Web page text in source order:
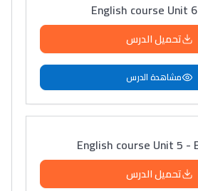
English course Unit
تحميل الدرس
مشاهدة الدرس
English course Unit 5 -
تحميل الدرس